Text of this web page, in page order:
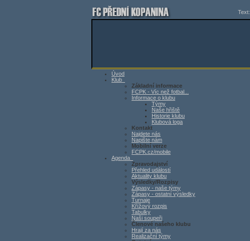
Text:
Úvod
Klub
Základní informace
FCPK - Víc než fotbal...
Informace o klubu
Týmy
Naše hřiště
Historie klubu
Klubová loga
Kontakt
Najdete nás
Napište nám
Mobilní verze
FCPK.cz/mobile
Agenda
Zpravodajství
Přehled událostí
Aktuality klubu
Výsledky/Rozpisy
Zápasy - naše týmy
Zápasy - ostatní výsledky
Turnaje
Křížový rozpis
Tabulky
Naši soupeři
Členové našeho klubu
Hrají za nás
Realizační týmy